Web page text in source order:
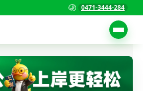
0471-3444-284
首页